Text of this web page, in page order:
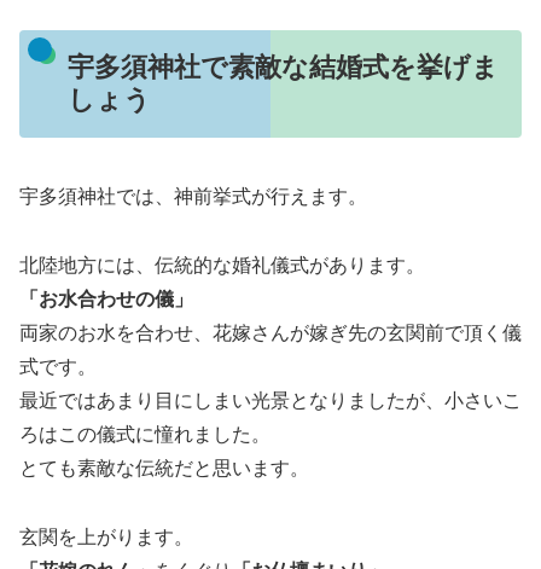
宇多須神社で素敵な結婚式を挙げま
しょう
宇多須神社では、神前挙式が行えます。
北陸地方には、伝統的な婚礼儀式があります。
「お水合わせの儀」
両家のお水を合わせ、花嫁さんが嫁ぎ先の玄関前で頂く儀
式です。
最近ではあまり目にしまい光景となりましたが、小さいこ
ろはこの儀式に憧れました。
とても素敵な伝統だと思います。
玄関を上がります。